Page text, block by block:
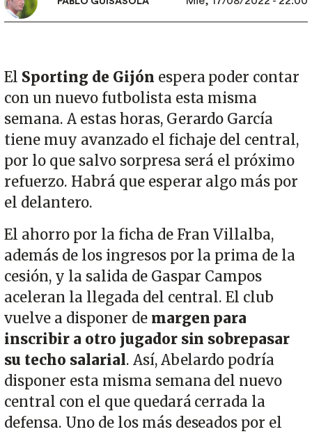
El Sporting de Gijón espera poder contar
con un nuevo futbolista esta misma
semana. A estas horas, Gerardo García
tiene muy avanzado el fichaje del central,
por lo que salvo sorpresa será el próximo
refuerzo. Habrá que esperar algo más por
el delantero.
El ahorro por la ficha de Fran Villalba,
además de los ingresos por la prima de la
cesión, y la salida de Gaspar Campos
aceleran la llegada del central. El club
vuelve a disponer de margen para
inscribir a otro jugador sin sobrepasar
su techo salarial. Así, Abelardo podría
disponer esta misma semana del nuevo
central con el que quedará cerrada la
defensa. Uno de los más deseados por el